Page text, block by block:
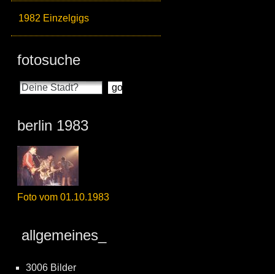
1982 Einzelgigs
fotosuche
berlin 1983
Foto vom 01.10.1983
allgemeines_
3006 Bilder